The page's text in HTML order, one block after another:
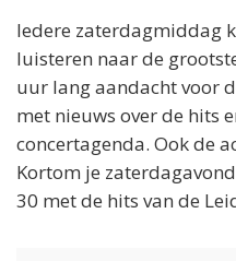
Iedere zaterdagmiddag
luisteren naar de
uur lang aandacht voor
met nieuws over de hits
concertagenda. Ook de
Kortom je
30 met de hits van de